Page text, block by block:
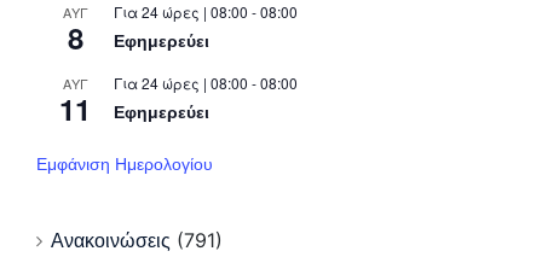
ΑΥΓ
8
Για 24 ώρες | 08:00 - 08:00
Εφημερεύει
ΑΥΓ
11
Για 24 ώρες | 08:00 - 08:00
Εφημερεύει
Εμφάνιση Ημερολογίου
Ανακοινώσεις (791)